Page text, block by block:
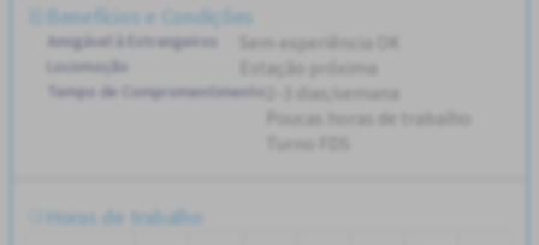
Benefícios e Condições
Amigável à Estrangeiros Sem experiência OK
Locomoção Estação próxima
Tempo de Compromentimento
2-3 dias/semana
Poucas horas de trabalho
Horas de trabalho